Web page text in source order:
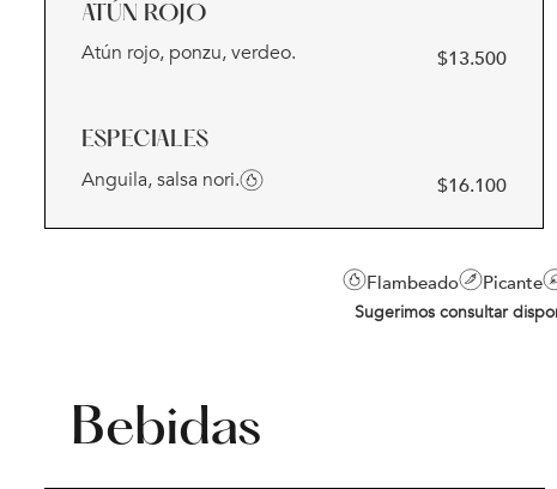
ATÚN ROJO
Atún rojo, ponzu, verdeo. $13.500
ESPECIALES
Anguila, salsa nori. $16.100
Flambeado Picante
Sugerimos consultar
Bebidas